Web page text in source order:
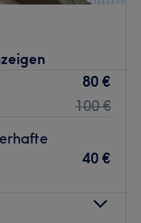
frisiert.
Look.
Straßenbahn-
Weiterbildung
dir
wird neben
80 €
100 €
40 €